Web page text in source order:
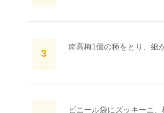
南高梅1個の種をとり、細
ビニール袋にズッキーニ